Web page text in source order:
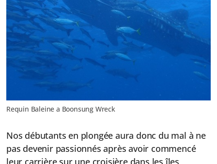
Requin Baleine a Boonsung Wreck
Nos débutants en plongée aura donc du mal à ne
pas devenir passionnés après avoir commencé
leur carrière sur une croisière dans les îles